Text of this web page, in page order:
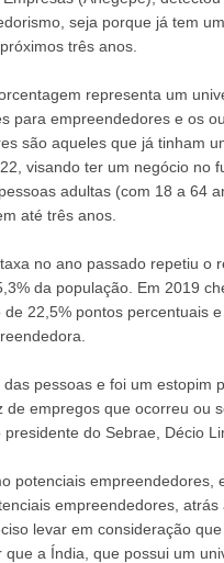
seja porque já tem
três anos.
representa um
para empreendedores e os
são aqueles que já tinham
visando ter um negócio no
adultas (com 18 a 64
até três anos.
no ano passado repetiu o
da população. Em 2019
22,5% pontos percentuais
pessoas e foi um estopim
empregos que ocorreu ou
do Sebrae, Décio
potenciais empreendedores,
empreendedores,
levar em consideração
a Índia, que possui um